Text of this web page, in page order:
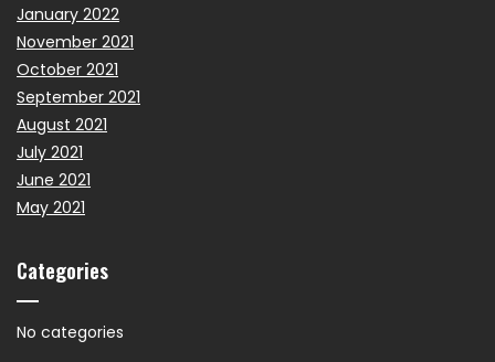
January 2022
November 2021
October 2021
September 2021
August 2021
July 2021
June 2021
May 2021
Categories
No categories